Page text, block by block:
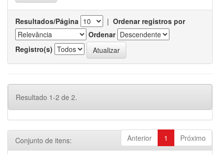
Resultados/Página | Ordenar registros por
Ordenar
Registro(s)
Resultado 1-2 de 2.
Anterior 1 Próximo
Conjunto de itens: